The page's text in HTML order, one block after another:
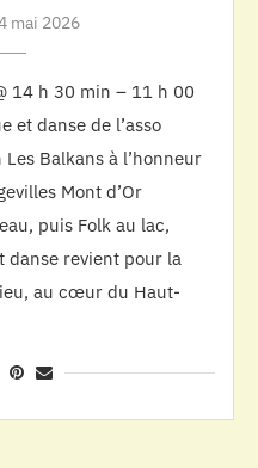
mai 2026
14 h 30 min – 11 h 00
et danse de l’asso
Balkans à l’honneur
Mont d’Or
puis Folk au lac,
danse revient pour la
au cœur du Haut-